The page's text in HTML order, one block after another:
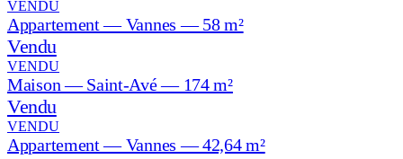
VENDU
Appartement — Vannes — 58 m²
Vendu
VENDU
Maison — Saint-Avé — 174 m²
Vendu
VENDU
Appartement — Vannes — 42,64 m²